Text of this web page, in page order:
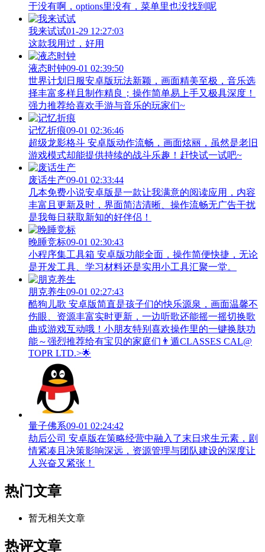
于没有啊，options里没有，菜单里也没找到呢
我来试试01-29 12:27:03
这款我用过，好用
液态时钟09-01 02:39:50
世界计划日服安卓版玩法新颖，画面精美至极，音乐选
择丰富多样且制作精良；操作简单易上手又极具深度！
强力推荐给喜欢手游与音乐的玩家们~
记忆折痕09-01 02:36:46
超级龙影格斗 安卓版动作流畅，画面炫丽，虽然是老旧
游戏模式却能提供持续的战斗乐趣！赶快试一试吧~
废话生产09-01 02:33:44
几本免费小说安卓版是一款让我满意的阅读应用，内容
丰富且更新及时，界面简洁清晰、操作流畅无广告干扰
是我每日获取新知的好伴侣！
晚睡竞标09-01 02:30:43
小程序集工具箱 安卓版功能全面，操作简便快捷，无论
是开发工具、学习材料还是实用小工具汇聚一堂。
朋克养生09-01 02:27:43
酷狗儿歌 安卓版简直是孩子们的快乐源泉，画面温馨不
伤眼、资源丰富实时更新，一边听歌还能摇一摇切换歌
曲或游戏互动哦！小朋友特别喜欢操作里的一键换肤功
能～强烈推荐给有宝贝的家庭们👨‍遁️CLASSES CAL@
TOPR LTD.>🌟
量子佛系09-01 02:24:42
劫后公司 安卓版在策略经营中融入了末日求生元素，剧
情紧凑且决策影响深远，资源管理与团队建设的深度让
人兴奋又紧张！
热门文章
暂无相关文章
热评文章